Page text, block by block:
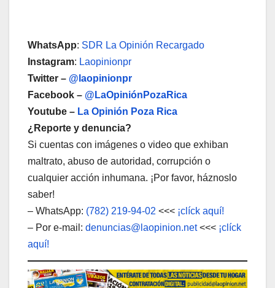
WhatsApp: SDR La Opinión Recargado
Instagram: Laopinionpr
Twitter – @laopinionpr
Facebook – @LaOpiniónPozaRica
Youtube – La Opinión Poza Rica
¿Reporte y denuncia?
Si cuentas con imágenes o video que exhiban
maltrato, abuso de autoridad, corrupción o
cualquier acción inhumana. ¡Por favor, háznoslo
saber!
– WhatsApp: (782) 219-94-02 <<< ¡clíck aquí!
– Por e-mail: denuncias@laopinion.net<<< ¡clíck
aquí!